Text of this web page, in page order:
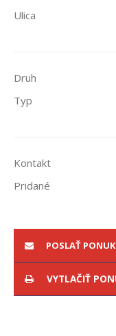
Ulica
Druh
Typ
Kontakt
Pridané
POSLAŤ
VYTLAČIŤ